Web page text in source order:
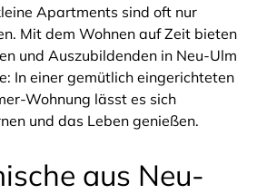
Apartments sind oft nur
Mit dem Wohnen auf Zeit bieten
und Auszubildenden in Neu-Ulm
In einer gemütlich eingerichteten
Wohnung lässt es sich
und das Leben genießen.
aus Neu-